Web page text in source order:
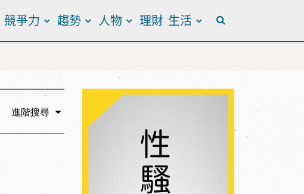
競爭力 趨勢 人物 理財 生活
全站搜尋
進階搜尋